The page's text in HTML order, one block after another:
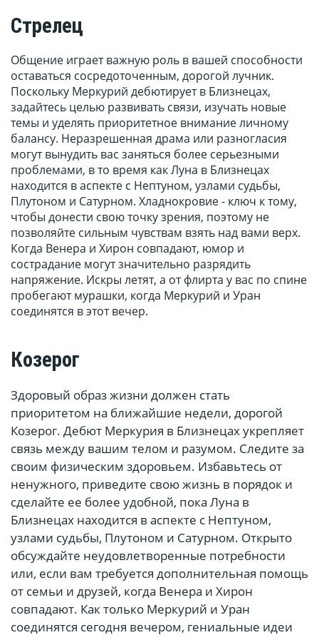
Стрелец
Общение играет важную роль в вашей способности
оставаться сосредоточенным, дорогой лучник.
Поскольку Меркурий дебютирует в Близнецах,
задайтесь целью развивать связи, изучать новые
темы и уделять приоритетное внимание личному
балансу. Неразрешенная драма или разногласия
могут вынудить вас заняться более серьезными
проблемами, в то время как Луна в Близнецах
находится в аспекте с Нептуном, узлами судьбы,
Плутоном и Сатурном. Хладнокровие - ключ к тому,
чтобы донести свою точку зрения, поэтому не
позволяйте сильным чувствам взять над вами верх.
Когда Венера и Хирон совпадают, юмор и
сострадание могут значительно разрядить
напряжение. Искры летят, а от флирта у вас по спине
пробегают мурашки, когда Меркурий и Уран
соединятся в этот вечер.
Козерог
Здоровый образ жизни должен стать
приоритетом на ближайшие недели, дорогой
Козерог. Дебют Меркурия в Близнецах укрепляет
связь между вашим телом и разумом. Следите за
своим физическим здоровьем. Избавьтесь от
ненужного, приведите свою жизнь в порядок и
сделайте ее более удобной, пока Луна в
Близнецах находится в аспекте с Нептуном,
узлами судьбы, Плутоном и Сатурном. Открыто
обсуждайте неудовлетворенные потребности
или, если вам требуется дополнительная помощь
от семьи и друзей, когда Венера и Хирон
совпадают. Как только Меркурий и Уран
соединятся сегодня вечером, гениальные идеи